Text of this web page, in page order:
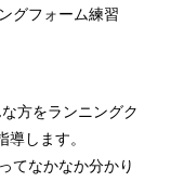
グフォーム練習
方をランニングク
します。
てなかなか分かり